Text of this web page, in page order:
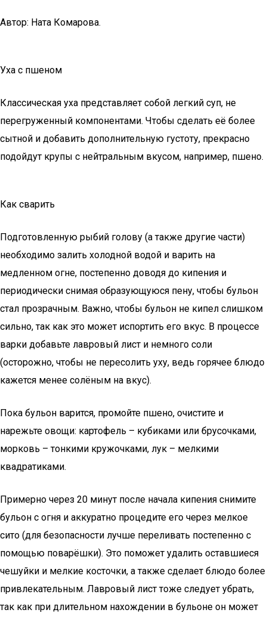
Автор: Ната Комарова.
Уха с пшеном
Классическая уха представляет собой легкий суп, не
перегруженный компонентами. Чтобы сделать её более
сытной и добавить дополнительную густоту, прекрасно
подойдут крупы с нейтральным вкусом, например, пшено.
Как сварить
Подготовленную рыбий голову (а также другие части)
необходимо залить холодной водой и варить на
медленном огне, постепенно доводя до кипения и
периодически снимая образующуюся пену, чтобы бульон
стал прозрачным. Важно, чтобы бульон не кипел слишком
сильно, так как это может испортить его вкус. В процессе
варки добавьте лавровый лист и немного соли
(осторожно, чтобы не пересолить уху, ведь горячее блюдо
кажется менее солёным на вкус).
Пока бульон варится, промойте пшено, очистите и
нарежьте овощи: картофель – кубиками или брусочками,
морковь – тонкими кружочками, лук – мелкими
квадратиками.
Примерно через 20 минут после начала кипения снимите
бульон с огня и аккуратно процедите его через мелкое
сито (для безопасности лучше переливать постепенно с
помощью поварёшки). Это поможет удалить оставшиеся
чешуйки и мелкие косточки, а также сделает блюдо более
привлекательным. Лавровый лист тоже следует убрать,
так как при длительном нахождении в бульоне он может